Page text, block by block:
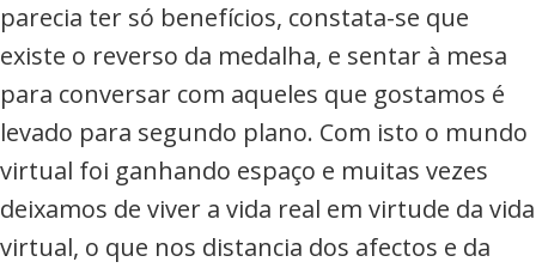
parecia ter só benefícios, constata-se que
existe o reverso da medalha, e sentar à mesa
para conversar com aqueles que gostamos é
levado para segundo plano. Com isto o mundo
virtual foi ganhando espaço e muitas vezes
deixamos de viver a vida real em virtude da vida
virtual, o que nos distancia dos afectos e da